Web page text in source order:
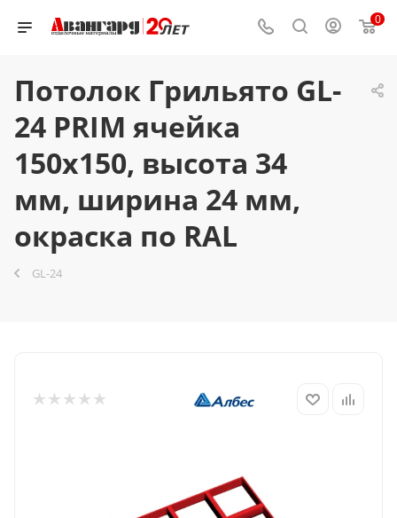
0
Потолок Грильято GL-
24 PRIM ячейка
150x150, высота 34
мм, ширина 24 мм,
окраска по RAL
GL-24